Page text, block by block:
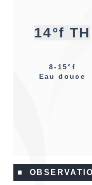
14°f TH
8-15°f
Eau douce
■